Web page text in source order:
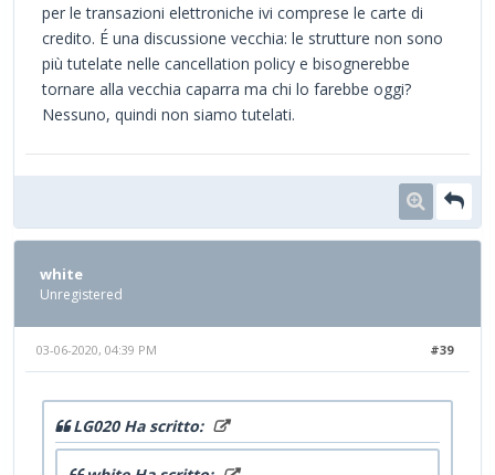
per le transazioni elettroniche ivi comprese le carte di
credito. É una discussione vecchia: le strutture non sono
più tutelate nelle cancellation policy e bisognerebbe
tornare alla vecchia caparra ma chi lo farebbe oggi?
Nessuno, quindi non siamo tutelati.
white
Unregistered
#39
03-06-2020, 04:39 PM
LG020 Ha scritto: